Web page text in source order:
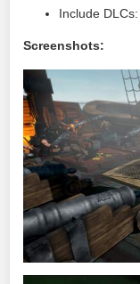
Include
Screenshots: